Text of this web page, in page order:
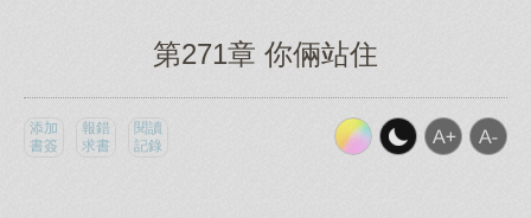
第271章 你倆站住
添加
書簽
報錯
求書
閱讀
記錄